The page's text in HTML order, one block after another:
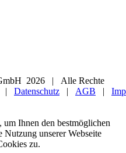
2026 | Alle Rechte
| Datenschutz | AGB |
Ihnen den bestmöglichen
unserer Webseite
zu.